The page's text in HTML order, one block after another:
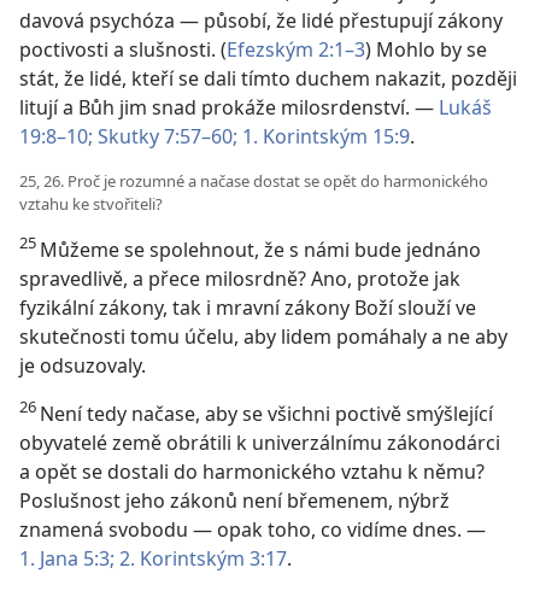
davová psychóza — působí, že lidé přestupují zákony
poctivosti a slušnosti. (Efezským 2:1–3) Mohlo by se
stát, že lidé, kteří se dali tímto duchem nakazit, později
litují a Bůh jim snad prokáže milosrdenství. — Lukáš
19:8–10; Skutky 7:57–60; 1. Korintským 15:9.
25, 26. Proč je rozumné a načase dostat se opět do harmonického
vztahu ke stvořiteli?
25 Můžeme se spolehnout, že s námi bude jednáno
spravedlivě, a přece milosrdně? Ano, protože jak
fyzikální zákony, tak i mravní zákony Boží slouží ve
skutečnosti tomu účelu, aby lidem pomáhaly a ne aby
je odsuzovaly.
26 Není tedy načase, aby se všichni poctivě smýšlející
obyvatelé země obrátili k univerzálnímu zákonodárci
a opět se dostali do harmonického vztahu k němu?
Poslušnost jeho zákonů není břemenem, nýbrž
znamená svobodu — opak toho, co vidíme dnes. —
1. Jana 5:3; 2. Korintským 3:17.